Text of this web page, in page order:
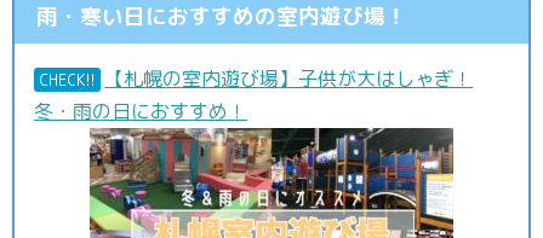
雨・寒い日におすすめの室内遊び場！
CHECK!!
【札幌の室内遊び場】子供が大はしゃぎ！
冬・雨の日におすすめ！